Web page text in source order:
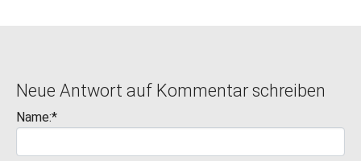
Neue Antwort auf Kommentar schreiben
Name:*